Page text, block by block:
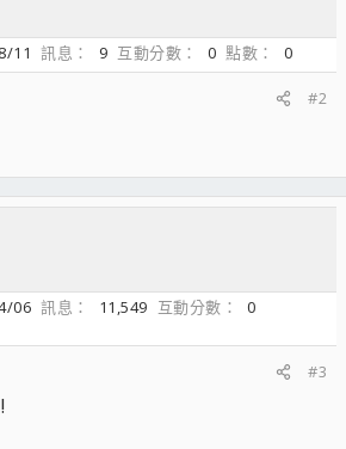
11 訊息 9 互動分數 0 點數
0
#2
06 訊息 11,549 互動分數
0
#3